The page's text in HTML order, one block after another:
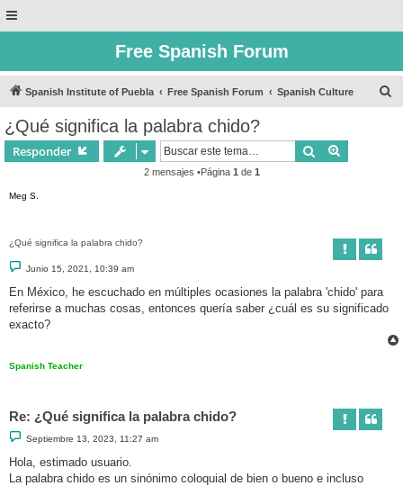
Free Spanish Forum
Spanish Institute of Puebla Free Spanish Forum Spanish Culture
¿Qué significa la palabra chido?
Responder Buscar
2 mensajes •Página 1 de 1
Meg S.
¿Qué significa la palabra chido?
M
e
s
a
e
Junio 15, 2021, 10:39 am
En México, he escuchado en múltiples ocasiones la palabra 'chido' para
referirse a muchas cosas, entonces quería saber ¿cuál es su significado
exacto?
Spanish Teacher
Re: ¿Qué significa la palabra chido?
M
e
n
s
a
Septiembre 13, 2023, 11:27 am
Hola, estimado usuario.
La palabra chido es un sinónimo coloquial de bien o bueno e incluso